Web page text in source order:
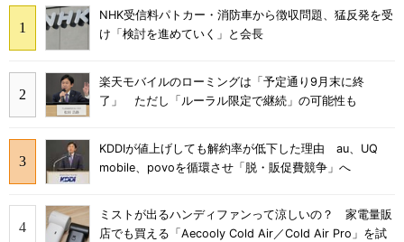
NHK受信料パトカー・消防車から徴収問題、猛反発を受
け「検討を進めていく」と会長
楽天モバイルのローミングは「予定通り9月末に終
了」 ただし「ルーラル限定で継続」の可能性も
KDDIが値上げしても解約率が低下した理由 au、UQ
mobile、povoを循環させ「脱・販促費競争」へ
ミストが出るハンディファンって涼しいの？ 家電量販
店でも買える「Aecooly Cold Air／Cold Air Pro」を試